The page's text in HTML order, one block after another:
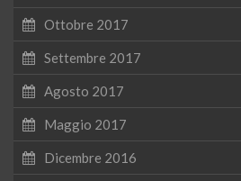
Ottobre 2017
Settembre 2017
Agosto 2017
Maggio 2017
Dicembre 2016